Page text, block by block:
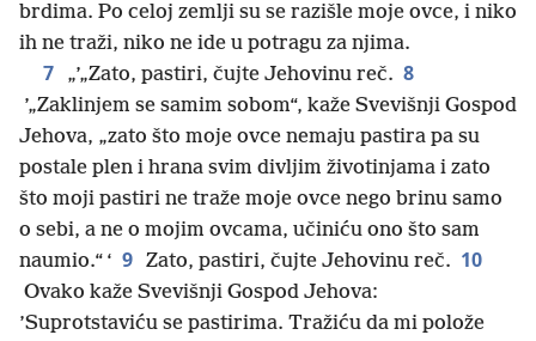
brdima. Po celoj zemlji su se razišle moje ovce, i niko
ih ne traži, niko ne ide u potragu za njima.
7 „’„Zato, pastiri, čujte Jehovinu reč. 8
’„Zaklinjem se samim sobom“, kaže Svevišnji Gospod
Jehova, „zato što moje ovce nemaju pastira pa su
postale plen i hrana svim divljim životinjama i zato
što moji pastiri ne traže moje ovce nego brinu samo
o sebi, a ne o mojim ovcama, učiniću ono što sam
naumio.“ ‘ 9 Zato, pastiri, čujte Jehovinu reč. 10
Ovako kaže Svevišnji Gospod Jehova:
’Suprotstaviću se pastirima. Tražiću da mi polože